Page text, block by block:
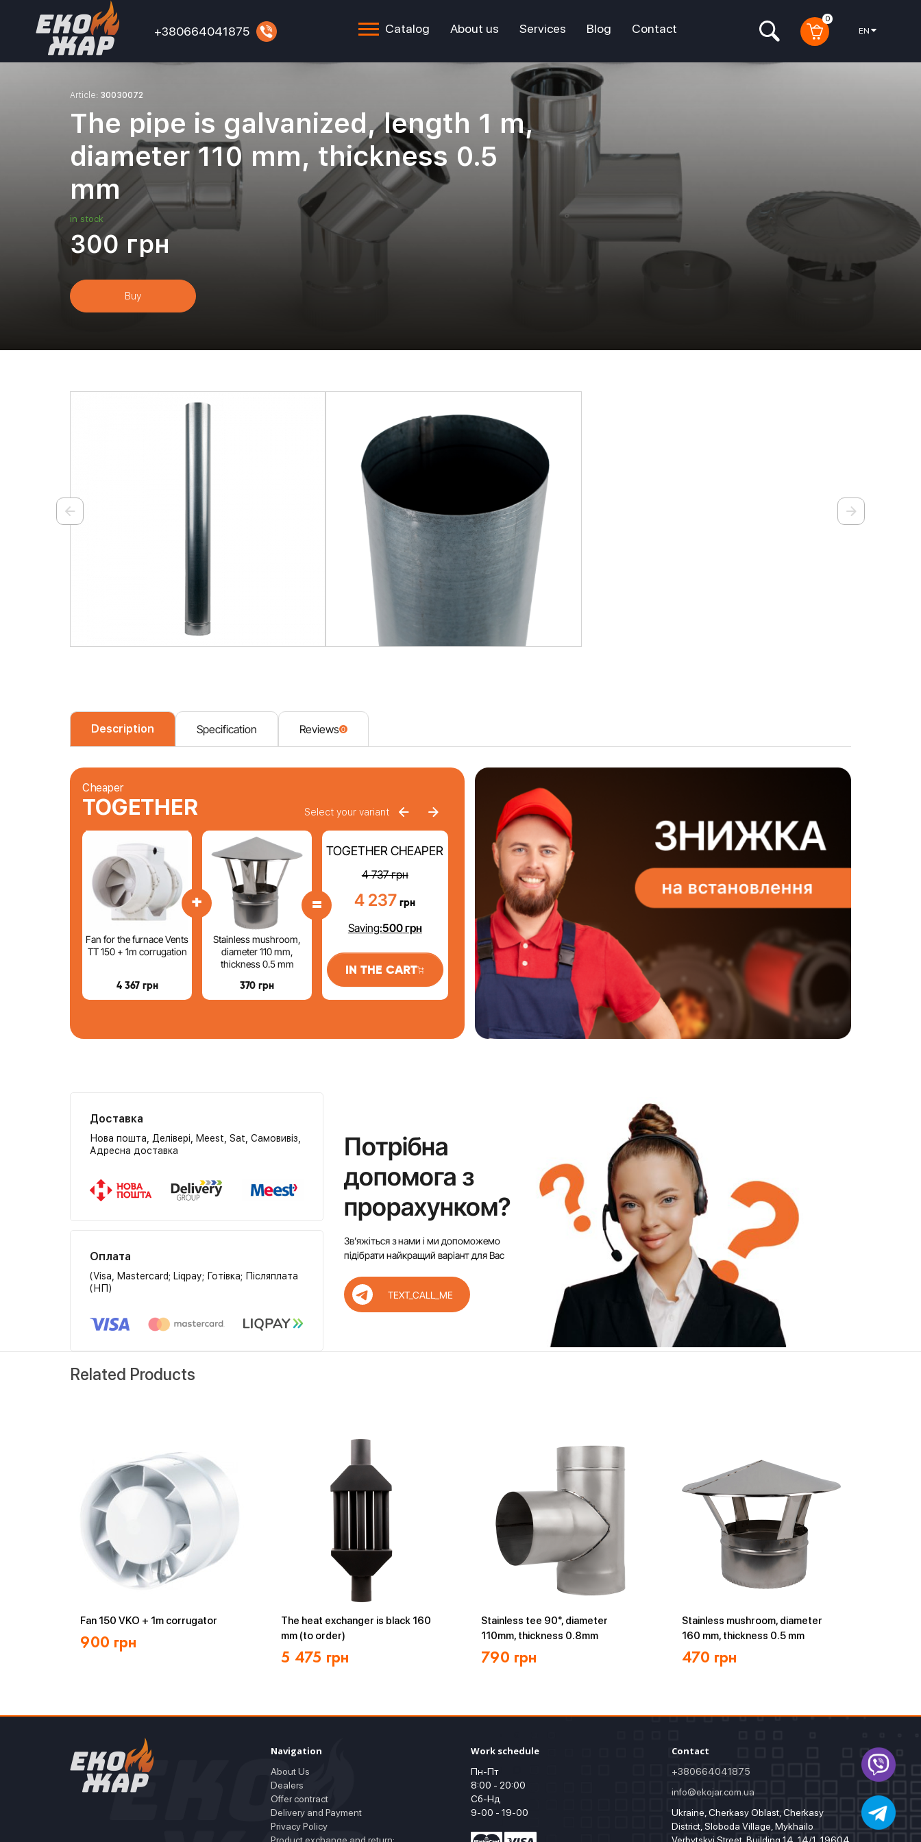
+380664041875 Catalog About us Services Blog Contact
0
EN
Article: 30030072
The pipe is galvanized, length 1 m,
diameter 110 mm, thickness 0.5
mm
in stock
300 грн
Buy
Description Specification Reviews 0
Cheaper
TOGETHER Select your variant
Fan for the furnace Vents
TT 150 + 1m corrugation
4 367грн
Stainless mushroom,
diameter 110 mm,
thickness 0.5 mm
370 грн
+ =
TOGETHER CHEAPER
4 737грн
4 237 грн
Saving:500грн
IN THE CART
Доставка
Нова пошта, Делівері, Meest, Sat, Самовивіз,
Адресна доставка
Оплата
(Visa, Mastercard; Liqpay; Готівка; Післяплата
(НП)
Потрібна
допомога з
прорахунком?
Звʼяжіться з нами і ми допоможемо
підібрати найкращий варіант для Вас
TEXT_CALL_ME
Related Products
Fan 150 VKO + 1m corrugator
900 грн
The heat exchanger is black 160
mm (to order)
5 475 грн
Stainless tee 90°, diameter
110mm, thickness 0.8mm
790 грн
Stainless mushroom, diameter
160 mm, thickness 0.5 mm
470 грн
Navigation
About Us
Dealers
Offer contract
Delivery and Payment
Privacy Policy
Work schedule
Пн-Пт
8:00 - 20:00
Сб-Нд
9-00 - 19-00
Contact
+380664041875
info@ekojar.com.ua
Ukraine, Cherkasy Oblast, Cherkasy
District, Sloboda Village, Mykhailo